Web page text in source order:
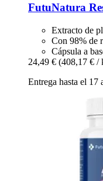
FutuNatura
Extracto de
Con 98% de
Cápsula a
24,49 € (408,17 € /
Entrega hasta el 17